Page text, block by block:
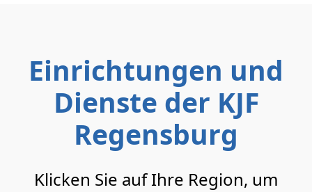
Einrichtungen und
Dienste der KJF
Regensburg
Klicken Sie auf Ihre Region, um